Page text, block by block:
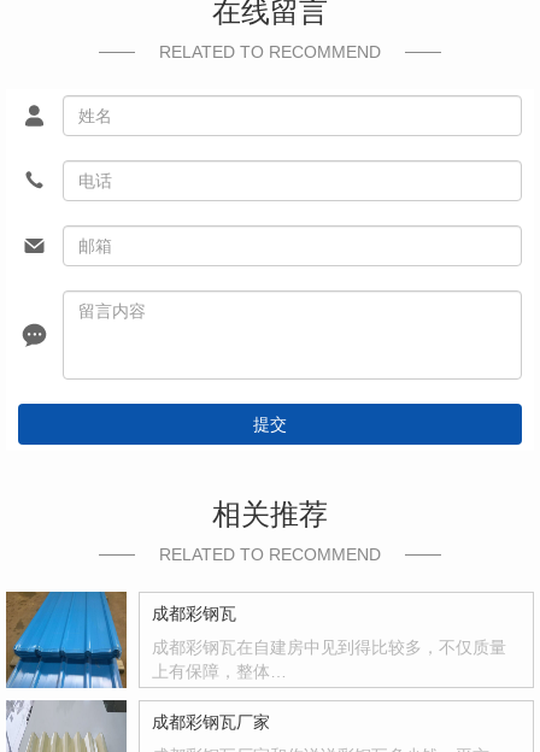
在线留言
RELATED TO RECOMMEND
提交
相关推荐
RELATED TO RECOMMEND
成都彩钢瓦
成都彩钢瓦在自建房中见到得比较多，不仅质量
上有保障，整体…
成都彩钢瓦厂家